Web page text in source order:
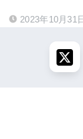
2023年10月31